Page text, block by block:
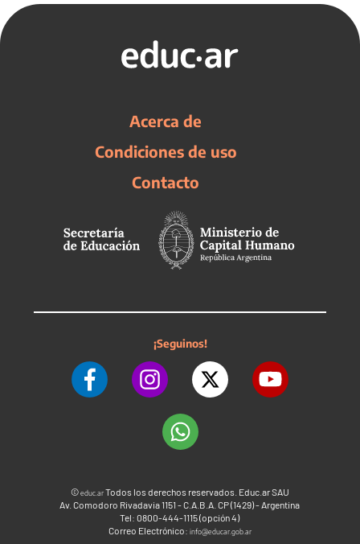
Acerca de
Condiciones de uso
Contacto
¡Seguinos!
©educ.arTodos los derechos reservados. Educ.ar SAU
Av. Comodoro Rivadavia 1151 - C.A.B.A. CP (1429) - Argentina
Tel: 0800-444-1115 (opción 4)
Correo Electrónico: info@educar.gob.ar